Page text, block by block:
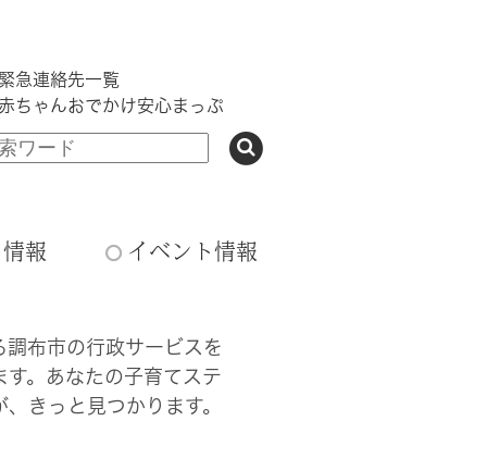
急連絡先一覧
ちゃんおでかけ安心まっぷ
報 イベント情報
布市の行政サービスを
。あなたの子育てステ
きっと見つかります。